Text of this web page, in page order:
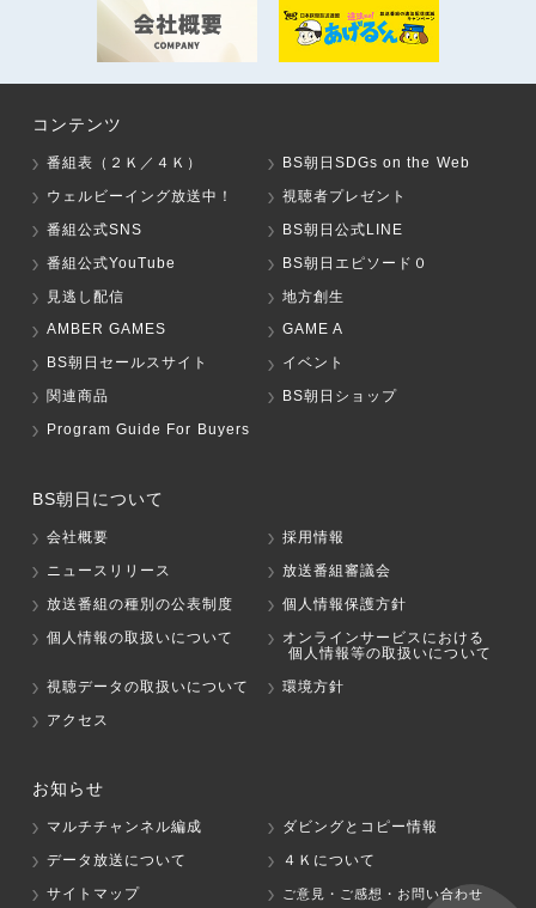
コンテンツ
番組表（２Ｋ／４Ｋ）
BS朝日SDGs on the Web
ウェルビーイング放送中！
視聴者プレゼント
番組公式SNS
BS朝日公式LINE
番組公式YouTube
BS朝日エピソード０
見逃し配信
地方創生
AMBER GAMES
GAME A
BS朝日セールスサイト
イベント
関連商品
BS朝日ショップ
Program Guide For Buyers
BS朝日について
会社概要
採用情報
ニュースリリース
放送番組審議会
放送番組の種別の公表制度
個人情報保護方針
個人情報の取扱いについて
オンラインサービスにおける
個人情報等の取扱いについて
視聴データの取扱いについて
環境方針
アクセス
お知らせ
マルチチャンネル編成
ダビングとコピー情報
データ放送について
４Ｋについて
サイトマップ
ご意見・ご感想・お問い合わせ